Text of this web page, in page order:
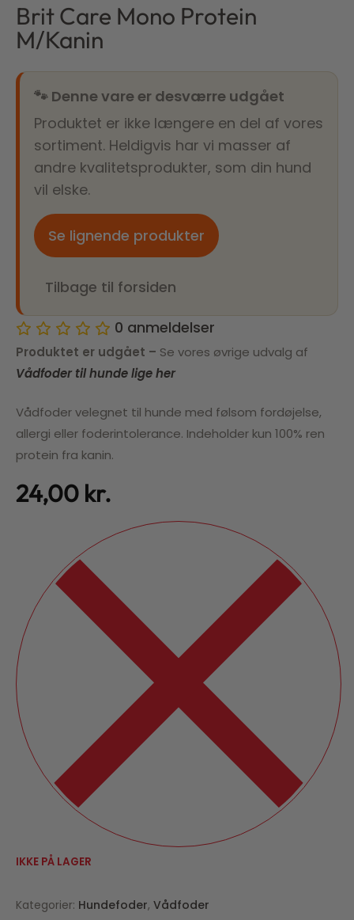
Brit Care Mono Protein
M/Kanin
🐾 Denne vare er desværre udgået
Produktet er ikke længere en del af vores
sortiment. Heldigvis har vi masser af
andre kvalitetsprodukter, som din hund
vil elske.
Se lignende produkter
Tilbage til forsiden
0 anmeldelser
Produktet er udgået – Se vores øvrige udvalg af
Vådfoder til hunde lige her
Vådfoder velegnet til hunde med følsom fordøjelse,
allergi eller foderintolerance. Indeholder kun 100% ren
protein fra kanin.
24,00 kr.
IKKE PÅ LAGER
Kategorier: Hundefoder, Vådfoder